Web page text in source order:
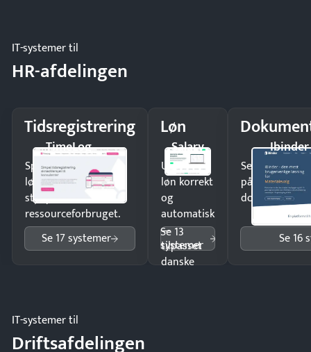
IT-systemer til
HR-afdelingen
Tidsregistrering
TimeLog
Spar tid på
lønberegning og få
styr på
ressourceforbruget.
Se 17 systemer
Løn
Salary
Udbetal
løn korrekt
og
automatisk
—
tilpasset
danske
Se 13
systemer
Ibinder
Send
på minutter
dokumenter.
Se 16
IT-systemer til
Driftsafdelingen